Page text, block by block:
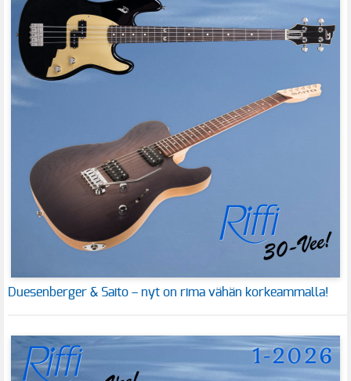
Duesenberger & Saito – nyt on rima vähän korkeammalla!